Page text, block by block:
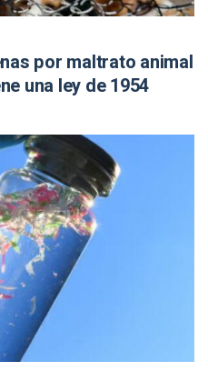
por maltrato animal
una ley de 1954